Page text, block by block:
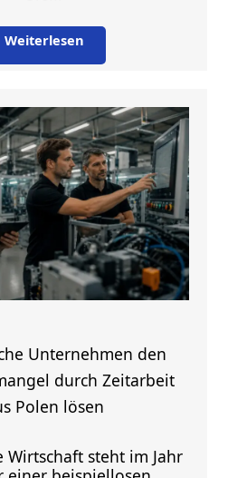
Weiterlesen
Unternehmen den
durch Zeitarbeit
Polen lösen
Wirtschaft steht im Jahr